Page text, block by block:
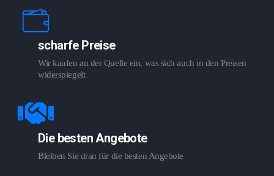
scharfe Preise
Wir kaufen an der Quelle ein, was sich auch in den Preisen
widerspiegelt
Die besten Angebote
Bleiben Sie dran für die besten Angebote